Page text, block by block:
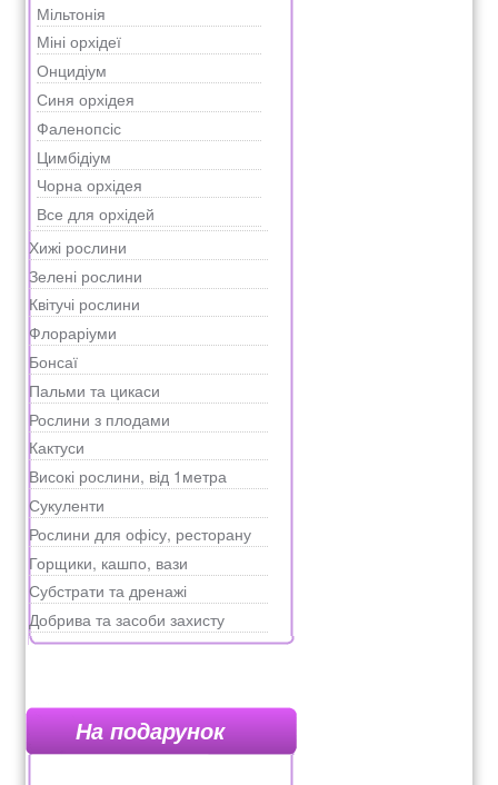
Мільтонія
Міні орхідеї
Онцидіум
Синя орхідея
Фаленопсіс
Цимбідіум
Чорна орхідея
Все для орхідей
Хижі рослини
Зелені рослини
Квітучі рослини
Флораріуми
Бонсаї
Пальми та цикаси
Рослини з плодами
Кактуси
Високі рослини, від 1метра
Сукуленти
Рослини для офісу, ресторану
Горщики, кашпо, вази
Субстрати та дренажі
Добрива та засоби захисту
На подарунок